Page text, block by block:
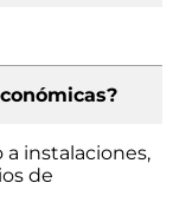
instalaciones,
de